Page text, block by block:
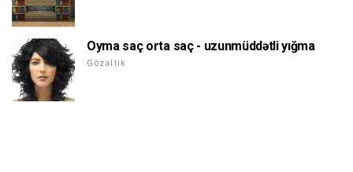
Oyma saç orta saç - uzunmüddətli yığma
Gözəllik